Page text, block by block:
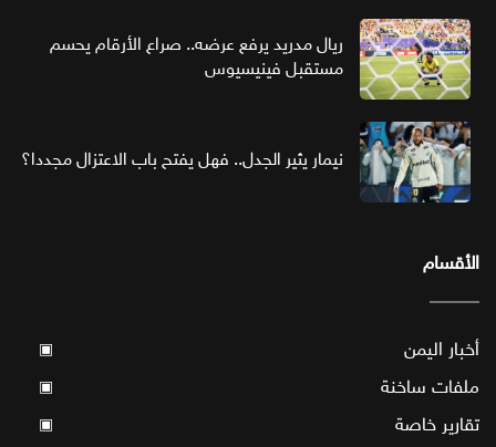
ريال مدريد يرفع عرضه.. صراع الأرقام يحسم
مستقبل فينيسيوس
نيمار يثير الجدل.. فهل يفتح باب الاعتزال مجددا؟
الأقسام
أخبار اليمن ▣
ملفات ساخنة ▣
تقارير خاصة ▣